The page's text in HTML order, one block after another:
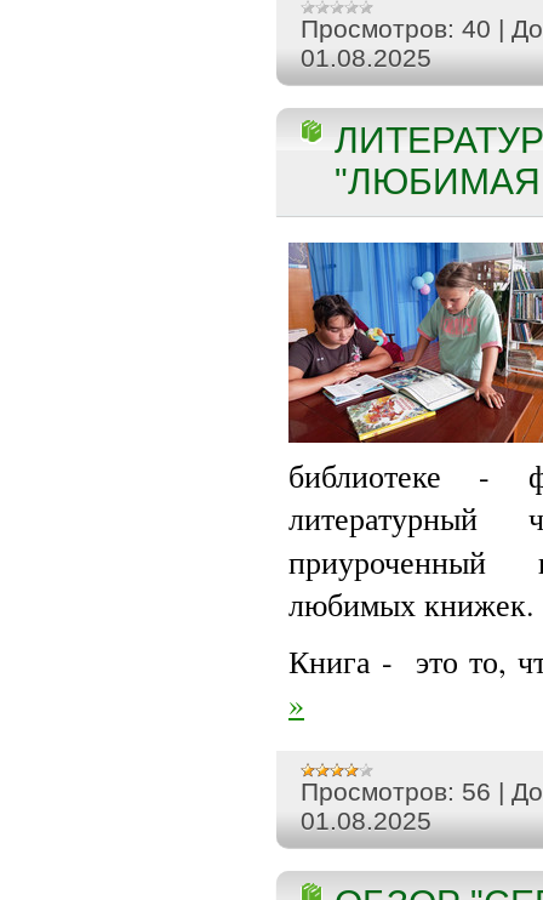
Просмотров: 40 |
01.08.2025
"ЛЮБИМАЯ
библиотеке
любимых книжек.
Книга - это то,
»
Просмотров: 56 |
01.08.2025